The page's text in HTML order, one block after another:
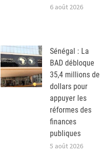
6 août 2026
Sénégal : La
BAD débloque
35,4 millions de
dollars pour
appuyer les
réformes des
finances
publiques
5 août 2026